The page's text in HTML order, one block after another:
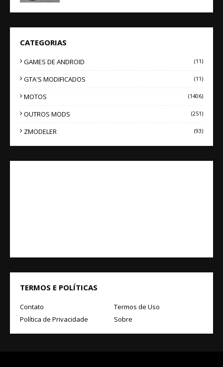
CATEGORIAS
GAMES DE ANDROID (11)
GTA'S MODIFICADOS (11)
MOTOS (1406)
OUTROS MODS (251)
ZMODELER (93)
TERMOS E POLÍTICAS
Contato
Termos de Uso
Política de Privacidade
Sobre